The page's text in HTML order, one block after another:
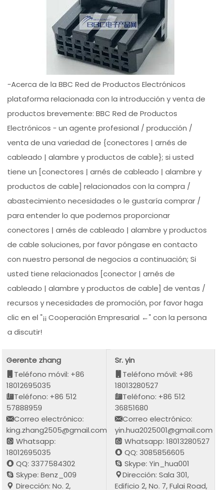
-Acerca de la BBC Red de Productos Electrónicos
plataforma relacionada con la introducción y venta de
productos brevemente: BBC Red de Productos
Electrónicos - un agente profesional / producción /
venta de una variedad de {conectores | arnés de
cableado | alambre y productos de cable}; si usted
tiene un [conectores | arnés de cableado | alambre y
productos de cable] relacionados con la compra /
abastecimiento necesidades o le gustaría comprar /
para entender lo que podemos proporcionar
conectores | arnés de cableado | alambre y productos
de cable soluciones, por favor póngase en contacto
con nuestro personal de negocios a continuación; Si
usted tiene relacionados [conector | arnés de
cableado | alambre y productos de cable] de ventas /
recursos y necesidades de promoción, por favor haga
clic en el "¡¡ Cooperación Empresarial ←" con la persona
a discutir!
Gerente zhang
Teléfono móvil: +86
18012695035
Teléfono: +86 512
57888959
Correo electrónico:
king.zhang2505@gmail.com
Whatsapp:
18012695035
QQ: 3377584302
Skype: Benz_009
Dirección: No. 2,
Sr. yin
Teléfono móvil: +86
18013280527
Teléfono: +86 512
36851680
Correo electrónico:
yin.hua2025001@gmail.com
Whatsapp: 18013280527
QQ: 3085856605
Skype: Yin_hua001
Dirección: Sala 301,
Edificio 2, No. 7, Fulai Road,